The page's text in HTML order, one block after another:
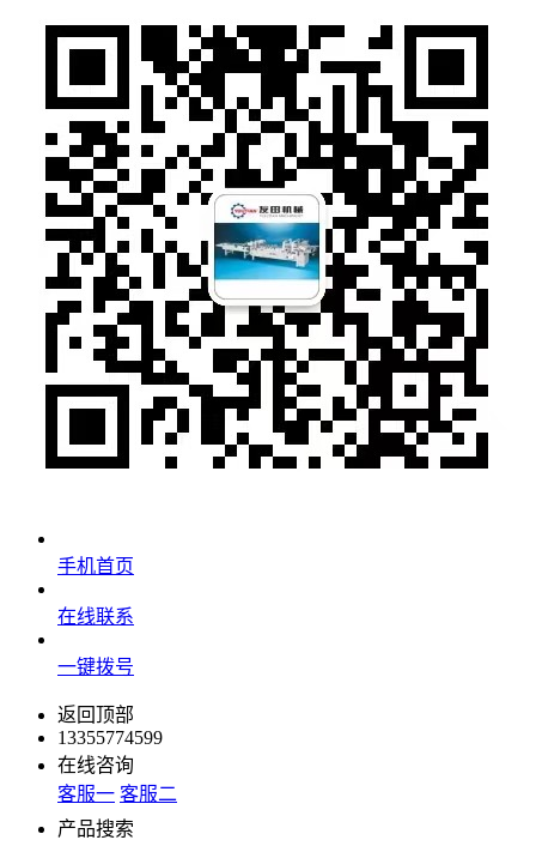
手机首页
在线联系
一键拨号
返回顶部
13355774599
在线咨询
客服一 客服二
产品搜索